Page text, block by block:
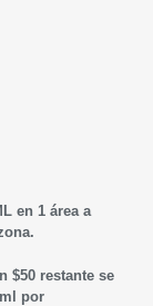
en 1 área a
$50 restante se
por